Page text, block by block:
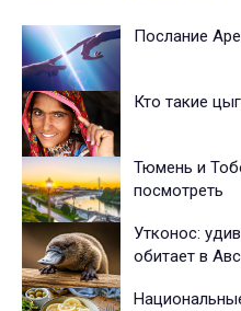
Послание
Кто такие
Тюмень и
посмотреть
Утконос:
обитает в